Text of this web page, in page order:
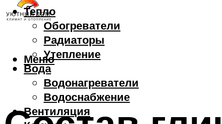
Тепло
Обогреватели
Радиаторы
Утепление
Вода
Водонагреватели
Водоснабжение
Вентиляция
Меню